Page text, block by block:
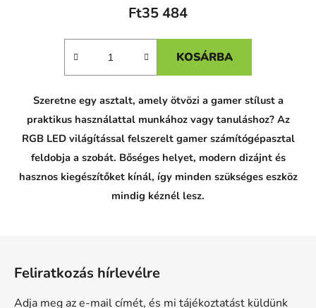
Ft35 484
KOSÁRBA
Szeretne egy asztalt, amely ötvözi a gamer stílust a
praktikus használattal munkához vagy tanuláshoz? Az
RGB LED világítással felszerelt gamer számítógépasztal
feldobja a szobát. Bőséges helyet, modern dizájnt és
hasznos kiegészítőket kínál, így minden szükséges eszköz
mindig kéznél lesz.
Feliratkozás hírlevélre
Adja meg az e-mail címét, és mi tájékoztatást küldünk